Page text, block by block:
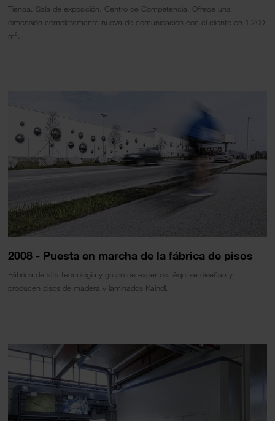
Tienda. Sala de exposición. Centro de Competencia. Ofrece una
dimensión completamente nueva de comunicación con el cliente en 1.200
m².
2008 - Puesta en marcha de la fábrica de pisos
Fábrica de alta tecnología y grupo de expertos. Aquí se diseñan y
producen pisos de madera y laminados Kaindl.